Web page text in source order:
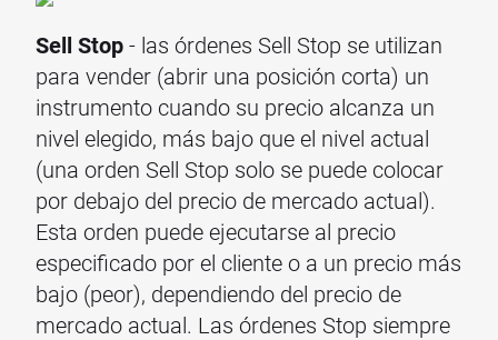
Sell Stop- las órdenes Sell Stop se utilizan
para vender (abrir una posición corta) un
instrumento cuando su precio alcanza un
nivel elegido, más bajo que el nivel actual
(una orden Sell Stop solo se puede colocar
por debajo del precio de mercado actual).
Esta orden puede ejecutarse al precio
especificado por el cliente o a un precio más
bajo (peor), dependiendo del precio de
mercado actual. Las órdenes Stop siempre